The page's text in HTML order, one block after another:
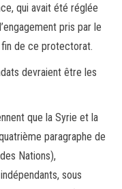
qui avait été réglée
pris par le
de ce protectorat.
devraient être les
que la Syrie et la
paragraphe de
Nations),
sous